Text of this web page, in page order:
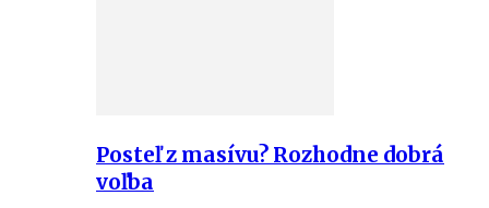
Posteľ z masívu? Rozhodne dobrá
voľba